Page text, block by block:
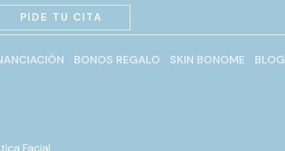
PIDE TU CITA
BONOS REGALO SKIN BONOME BLOG
Facial